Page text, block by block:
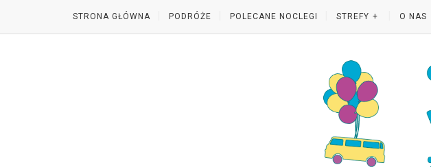
STRONA GŁÓWNA PODRÓŻE POLECANE NOCLEGI STREFY O NAS